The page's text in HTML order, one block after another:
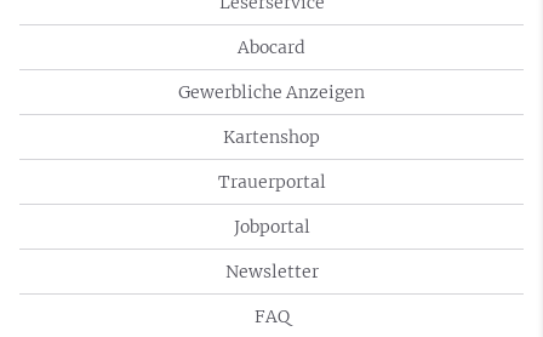
Abocard
Gewerbliche Anzeigen
Kartenshop
Trauerportal
Jobportal
Newsletter
FAQ